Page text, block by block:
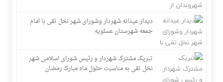
دیدار عیدانه شهردار وشورای شهر نخل تقی با امام
جمعه شهرستان عسلویه
تبریک مشترک شهردار و رئیس شورای اسلامی شهر
نخل تقی به مناسبت حلول ماه مبارک رمضان